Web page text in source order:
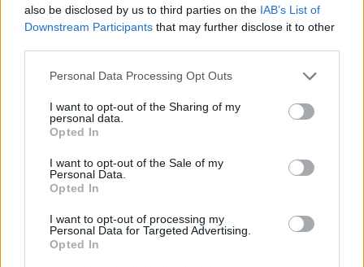
also be disclosed by us to third parties on the IAB’s List of
Downstream Participants that may further disclose it to other
Please note that this website/app uses one or more Google
not limited to your visit or usage behaviour. You may click to
grant or deny consent to Google and its third-party tags to
use your data for below specified purposes in below Google
consent section.
Personal Data Processing Opt Outs
I want to opt-out of the Sharing of my
personal data.
Opted In
I want to opt-out of the Sale of my
Personal Data.
Opted In
I want to opt-out of processing my
Personal Data for Targeted Advertising.
Opted In
elkövetett bűncselekményeiről az
áldozatokkal beszélgetve számoljanak be.
Amikor ezt egyes nyugati influenszerek
büntető eljárást indítottak ellenük.
A MENTÉSI MŰVELETEK SORÁN 21 ÁLDOZAT
HOLTTESTÉTtalálták meg a sztarobelszki romok
Helyzetek Minisztériuma. Hivatalos adatok szerint
nyolcvanhat, 14 és 18 év közötti diák, az ottani